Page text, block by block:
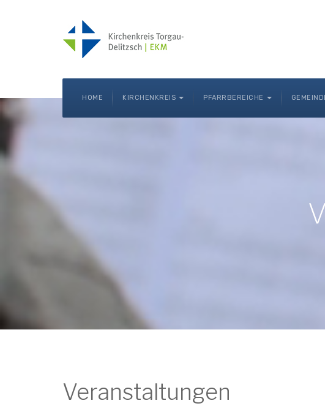
HOME KIRCHENKREIS PFARRBEREICHE
Veranstaltungen